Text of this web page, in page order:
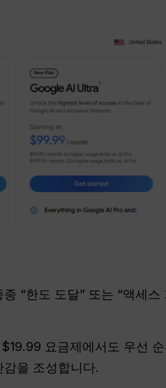
“한도 도달” 또는 “액세스
요금제에서도 우선
을 조성합니다.